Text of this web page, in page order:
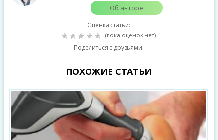
Об авторе
Оценка статьи:
(пока оценок нет)
Поделиться с друзьями:
ПОХОЖИЕ СТАТЬИ